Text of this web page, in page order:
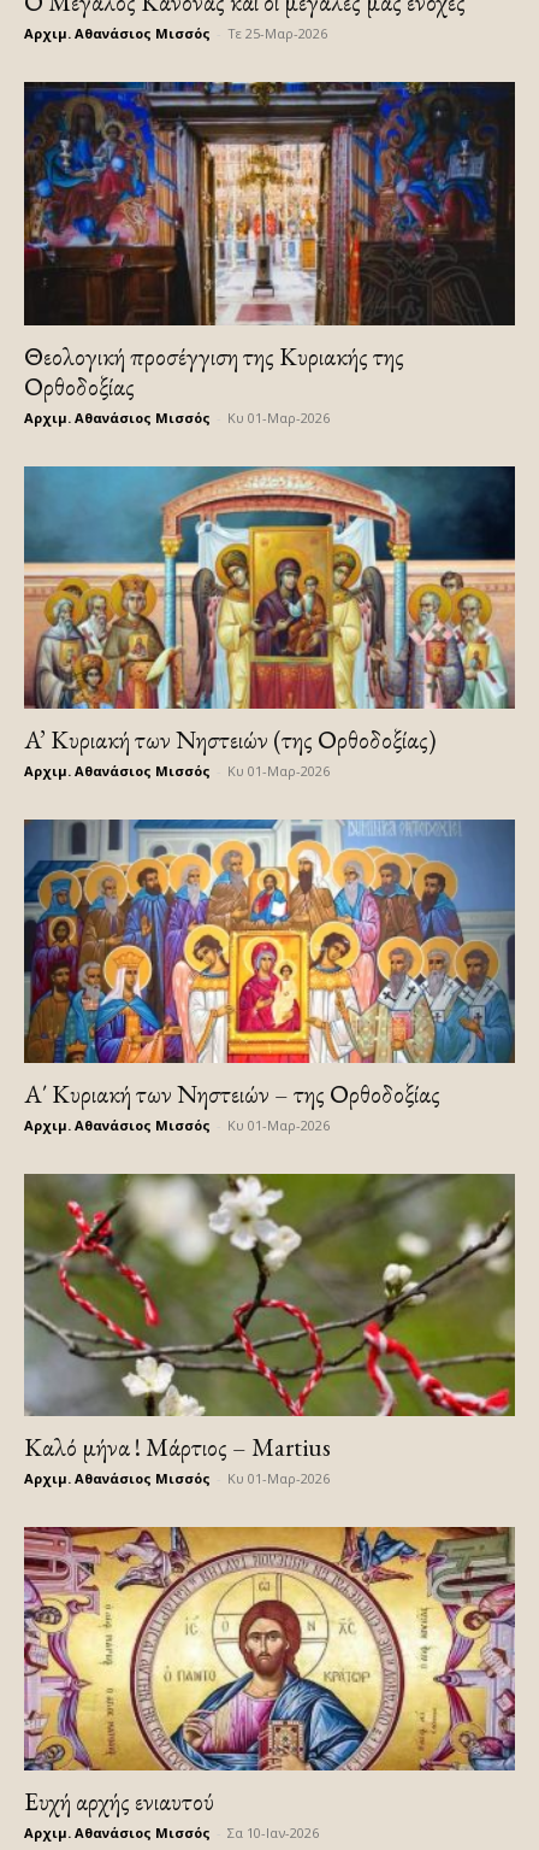
Αρχιμ. Αθανάσιος Μισσός Τε 25-Μαρ-2026
Θεολογική προσέγγιση της Κυριακής της
Ορθοδοξίας
Αρχιμ. Αθανάσιος Μισσός Κυ 01-Μαρ-2026
A’ Κυριακή των Νηστειών (της Ορθοδοξίας)
Αρχιμ. Αθανάσιος Μισσός Κυ 01-Μαρ-2026
Α΄ Κυριακή των Νηστειών – της Ορθοδοξίας
Αρχιμ. Αθανάσιος Μισσός Κυ 01-Μαρ-2026
Καλό μήνα ! Μάρτιος – Martius
Αρχιμ. Αθανάσιος Μισσός Κυ 01-Μαρ-2026
Ευχή αρχής ενιαυτού
Αρχιμ. Αθανάσιος Μισσός Σα 10-Ιαν-2026